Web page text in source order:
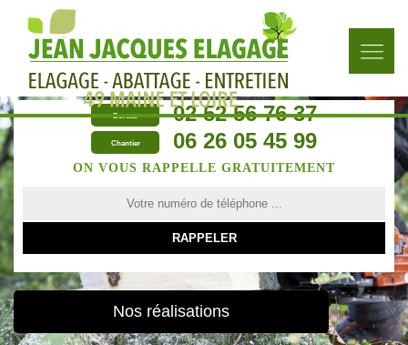
Bureau 02 52 56 76 37
Chantier 06 26 05 45 99
ON VOUS RAPPELLE GRATUITEMENT
Nos réalisations